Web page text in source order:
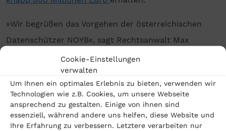
Cookie-Einstellungen
verwalten
Um Ihnen ein optimales Erlebnis zu bieten, verwenden wir
Technologien wie z.B. Cookies, um unsere Webseite
ansprechend zu gestalten. Einige von ihnen sind
essenziell, während andere uns helfen, diese Website und
Ihre Erfahrung zu verbessern. Letztere verarbeiten nur
»Wir begrüßen das Vorgehen der österreichischen
Datenschützer NOYB«, sagt Rechtsanwalt Max
Baumeister von der BRR Verbraucherkanzlei
Baumeister Rosing. »Laut DSGVO müssen auch
chinesische Unternehmen, die in der EU agieren, für
einen sicheren Umgang mit persönlichen Daten ihrer
Kunden sorgen. Gerade gegen die Unklarheit und die